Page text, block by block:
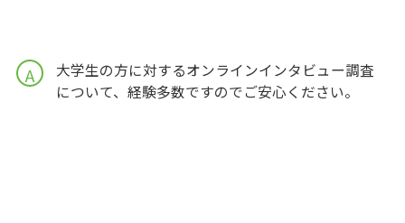
A
大学生の方に対するオンラインインタビュー調査
について、経験多数ですのでご安心ください。